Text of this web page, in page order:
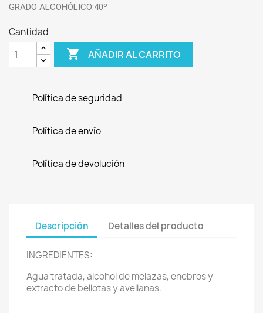
GRADO ALCOHÓLICO:40º
Cantidad
 AÑADIR AL CARRITO
Política de seguridad
Política de envío
Política de devolución
Descripción Detalles del producto
INGREDIENTES:
Agua tratada, alcohol de melazas, enebros y
extracto de bellotas y avellanas.